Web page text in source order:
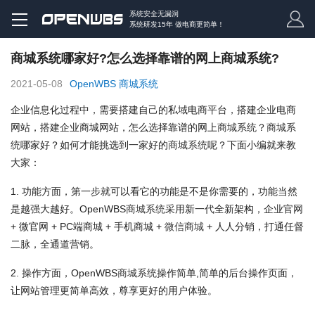
系统安全无漏洞
系统研发15年 做电商更简单！
商城系统哪家好?怎么选择靠谱的网上商城系统?
2021-05-08 OpenWBS 商城系统
企业信息化过程中，需要搭建自己的私域电商平台，搭建企业电商
网站，搭建企业商城网站，怎么选择靠谱的网上商城系统 ？商城系
统哪家好？如何才能挑选到一家好的商城系统呢？下面小编就来教
大家：
1. 功能方面，第一步就可以看它的功能是不是你需要的，功能当然
是越强大越好。OpenWBS商城系统采用新一代全新架构，企业官网
+ 微官网 + PC端商城 + 手机商城 + 微信商城 + 人人分销，打通任督
二脉，全通道营销。
2. 操作方面，OpenWBS商城系统操作简单,简单的后台操作页面，
让网站管理更简单高效，尊享更好的用户体验。